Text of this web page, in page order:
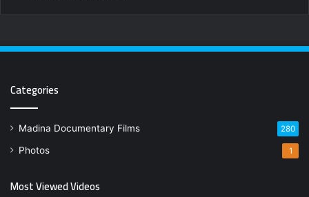
Categories
Madina Documentary Films 280
Photos 1
Most Viewed Videos